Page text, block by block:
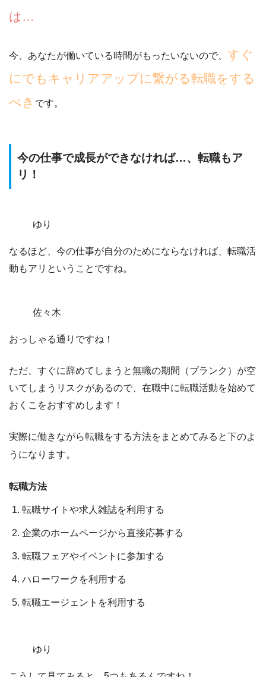
は…
今、あなたが働いている時間がもったいないので、 すぐ
にでもキャリアアップに繋がる転職をする
べき です。
今の仕事で成長ができなければ…、転職もア
リ！
ゆり
なるほど、今の仕事が自分のためにならなければ、転職活
動もアリということですね。
佐々木
おっしゃる通りですね！
ただ、すぐに辞めてしまうと無職の期間（ブランク）が空
いてしまうリスクがあるので、在職中に転職活動を始めて
おくこをおすすめします！
実際に働きながら転職をする方法をまとめてみると下のよ
うになります。
転職方法
転職サイトや求人雑誌を利用する
企業のホームページから直接応募する
転職フェアやイベントに参加する
ハローワークを利用する
転職エージェントを利用する
ゆり